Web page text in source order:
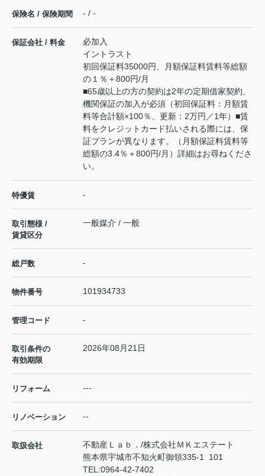
保険名 / 保険期間 - / -
保証会社 / 料金
必加入
イントラスト
初回保証料35000円、月額保証料賃料等総額
の１％＋800円/月
■65歳以上の方の契約は2年の定期借家契約、
機関保証の加入が必須（初回保証料：月額賃
料等合計額×100％、更新：2万円／1年）■賃
料をクレジットカード払いされる際には、保
証プランが異なります。（月額保証料賃料等
総額の3.4％＋800円/月）詳細はお尋ねくださ
い。
特優賃 -
取引態様 /
賃貸区分
一般媒介 / 一般
総戸数 -
物件番号 101934733
管理コード -
取引条件の
有効期限
2026年08月21日
リフォーム ---
リノベーション --
取扱会社
不動産Ｌａｂ．/株式会社ＭＫエステート
熊本県宇城市不知火町御領335-1 101
TEL:0964-42-7402